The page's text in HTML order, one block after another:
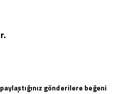
gönderilere beğeni